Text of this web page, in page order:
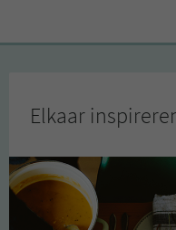
Elkaar